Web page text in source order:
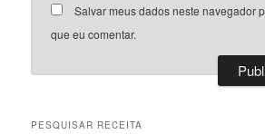
Salvar meus dados neste navegador
que eu comentar.
PESQUISAR RECEITA